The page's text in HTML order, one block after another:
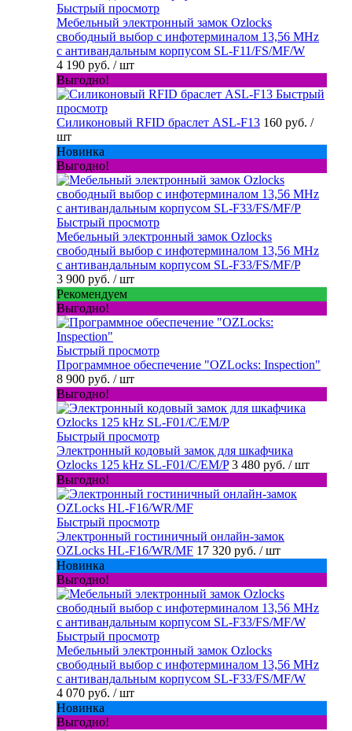
Быстрый просмотр
Мебельный электронный замок Ozlocks
свободный выбор с инфотерминалом 13,56 MHz
с антивандальным корпусом SL-F11/FS/MF/W
4 190 руб. / шт
Выгодно!
Быстрый
просмотр
Силиконовый RFID браслет ASL-F13 160 руб. /
шт
Новинка
Выгодно!
Быстрый просмотр
Мебельный электронный замок Ozlocks
свободный выбор с инфотерминалом 13,56 MHz
с антивандальным корпусом SL-F33/FS/MF/P
3 900 руб. / шт
Рекомендуем
Выгодно!
Быстрый просмотр
Программное обеспечение "OZLocks: Inspection"
8 900 руб. / шт
Выгодно!
Быстрый просмотр
Электронный кодовый замок для шкафчика
Ozlocks 125 kHz SL-F01/C/EM/P 3 480 руб. / шт
Выгодно!
Быстрый просмотр
Электронный гостиничный онлайн-замок
OZLocks HL-F16/WR/MF 17 320 руб. / шт
Новинка
Выгодно!
Быстрый просмотр
Мебельный электронный замок Ozlocks
свободный выбор с инфотерминалом 13,56 MHz
с антивандальным корпусом SL-F33/FS/MF/W
4 070 руб. / шт
Новинка
Выгодно!